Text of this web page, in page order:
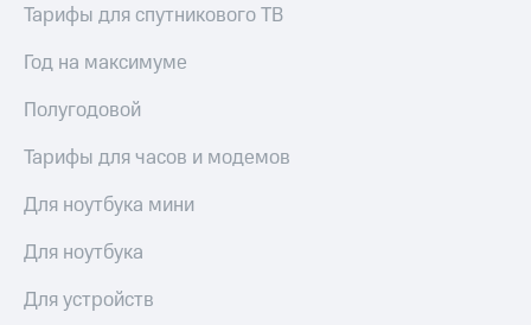
Тарифы для спутникового ТВ
Год на максимуме
Полугодовой
Тарифы для часов и модемов
Для ноутбука мини
Для ноутбука
Для устройств